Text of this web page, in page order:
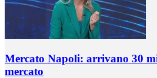
Mercato Napoli: arrivano 30
mercato